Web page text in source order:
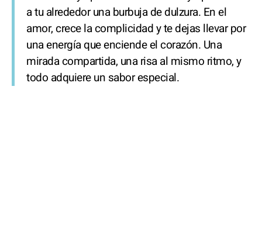
a tu alrededor una burbuja de dulzura. En el
amor, crece la complicidad y te dejas llevar por
una energía que enciende el corazón. Una
mirada compartida, una risa al mismo ritmo, y
todo adquiere un sabor especial.